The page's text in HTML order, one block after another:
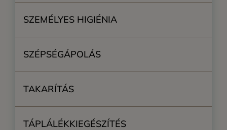
SZEMÉLYES HIGIÉNIA
SZÉPSÉGÁPOLÁS
TAKARÍTÁS
TÁPLÁLÉKKIEGÉSZÍTÉS